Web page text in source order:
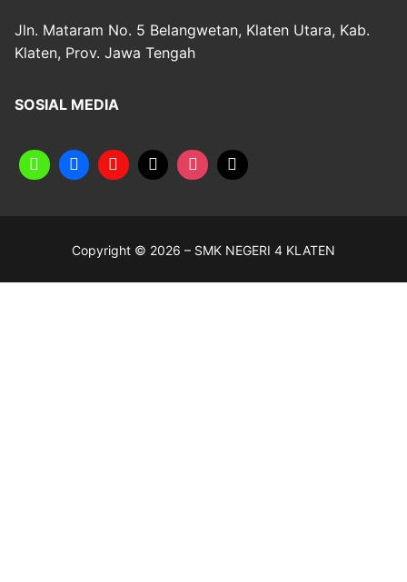
Jln. Mataram No. 5 Belangwetan, Klaten Utara, Kab.
Klaten, Prov. Jawa Tengah
SOSIAL MEDIA
Copyright © 2026 – SMK NEGERI 4 KLATEN